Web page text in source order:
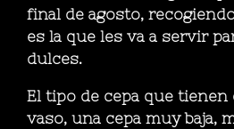
final de agosto,
es la que les va a servir
dulces.
El tipo de cepa que tienen
vaso, una cepa muy baja,